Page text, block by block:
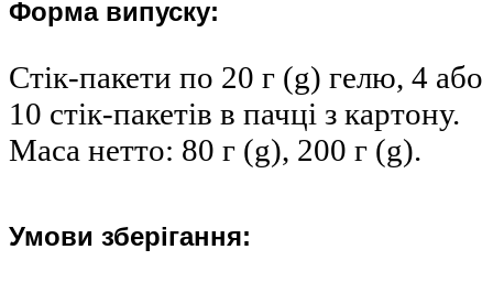
Форма випуску:
Стік-пакети по 20 г (g) гелю, 4 або
10 стік-пакетів в пачці з картону.
Маса нетто: 80 г (g), 200 г (g).
Умови зберігання: